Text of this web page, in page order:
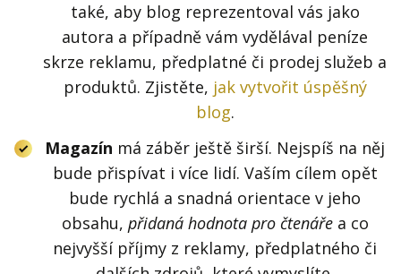
také, aby blog reprezentoval vás jako
autora a případně vám vydělával peníze
skrze reklamu, předplatné či prodej služeb a
produktů. Zjistěte, jak vytvořit úspěšný
blog.
Magazín má záběr ještě širší. Nejspíš na něj
bude přispívat i více lidí. Vaším cílem opět
bude rychlá a snadná orientace v jeho
obsahu, přidaná hodnota pro čtenářea co
nejvyšší příjmy z reklamy, předplatného či